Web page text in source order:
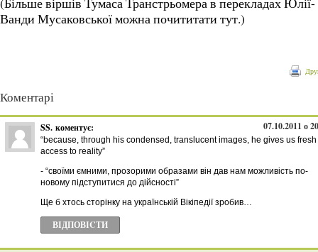
Ванди Мусаковської можна почититати тут.)
Коментарі
SS. коментує: 07.10.2011 о
“because, through his condensed, translucent images, he gives us fresh
access to reality”
- “своїми ємними, прозорими образами він дав нам можливість по-
новому підступитися до дійсності”
Ще б хтось сторінку на українській Вікіпедії зробив…
ВІДПОВІCТИ